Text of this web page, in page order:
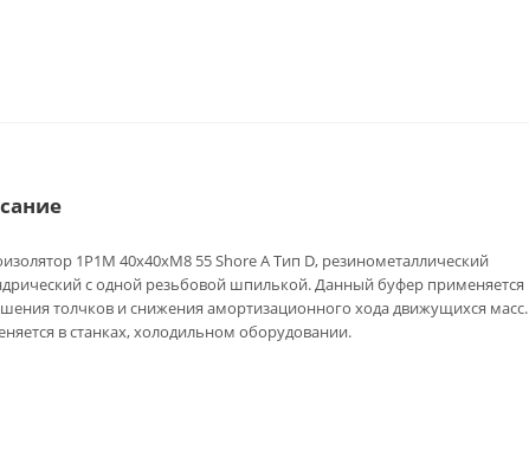
1P1M 40x40xM8 55 Shore A Тип D, резинометаллический
с одной резьбовой шпилькой. Данный буфер применяется
толчков и снижения амортизационного хода движущихся масс.
в станках, холодильном оборудовании.